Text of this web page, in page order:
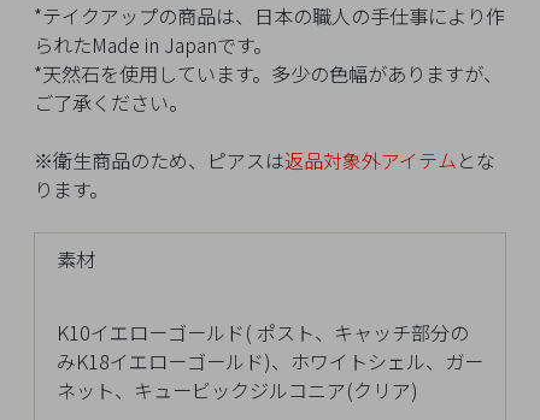
*テイクアップの商品は、日本の職人の手仕事により作
られたMade in Japanです。
*天然石を使用しています。多少の色幅がありますが、
ご了承ください。
※衛生商品のため、ピアスは返品対象外アイテムとな
ります。
素材
K10イエローゴールド( ポスト、キャッチ部分の
みK18イエローゴールド)、ホワイトシェル、ガー
ネット、キュービックジルコニア(クリア)
お
気
に
入
り
ア
イ
テ